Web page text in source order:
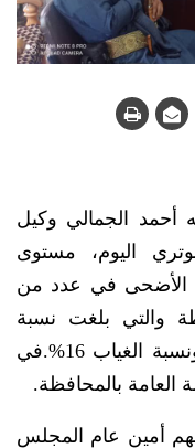
أحمد الجمالي وكيل
اليوم، مستوى
الأضحى في عدد من
والتي بلغت نسبة
الانضباط الوظيفي نحو 84 بالمائة ونسبة الغياب 16%.في
أمين عام المجلس